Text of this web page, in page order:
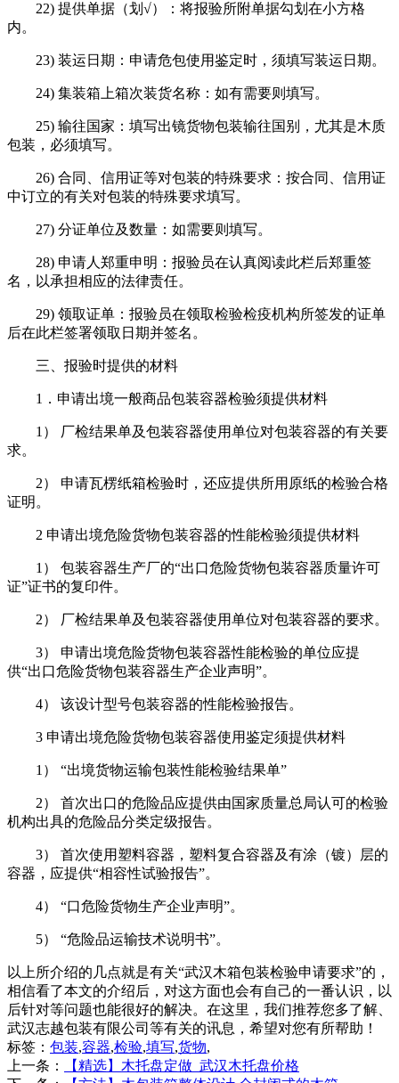
22) 提供单据（划√）：将报验所附单据勾划在小方格
内。
23) 装运日期：申请危包使用鉴定时，须填写装运日期。
24) 集装箱上箱次装货名称：如有需要则填写。
25) 输往国家：填写出镜货物包装输往国别，尤其是木质
包装，必须填写。
26) 合同、信用证等对包装的特殊要求：按合同、信用证
中订立的有关对包装的特殊要求填写。
27) 分证单位及数量：如需要则填写。
28) 申请人郑重申明：报验员在认真阅读此栏后郑重签
名，以承担相应的法律责任。
29) 领取证单：报验员在领取检验检疫机构所签发的证单
后在此栏签署领取日期并签名。
三、报验时提供的材料
1．申请出境一般商品包装容器检验须提供材料
1） 厂检结果单及包装容器使用单位对包装容器的有关要
求。
2） 申请瓦楞纸箱检验时，还应提供所用原纸的检验合格
证明。
2 申请出境危险货物包装容器的性能检验须提供材料
1） 包装容器生产厂的“出口危险货物包装容器质量许可
证”证书的复印件。
2） 厂检结果单及包装容器使用单位对包装容器的要求。
3） 申请出境危险货物包装容器性能检验的单位应提
供“出口危险货物包装容器生产企业声明”。
4） 该设计型号包装容器的性能检验报告。
3 申请出境危险货物包装容器使用鉴定须提供材料
1） “出境货物运输包装性能检验结果单”
2） 首次出口的危险品应提供由国家质量总局认可的检验
机构出具的危险品分类定级报告。
3） 首次使用塑料容器，塑料复合容器及有涂（镀）层的
容器，应提供“相容性试验报告”。
4） “口危险货物生产企业声明”。
5） “危险品运输技术说明书”。
以上所介绍的几点就是有关“武汉木箱包装检验申请要求”的，
相信看了本文的介绍后，对这方面也会有自己的一番认识，以
后针对等问题也能很好的解决。在这里，我们推荐您多了解、
武汉志越包装有限公司等有关的讯息，希望对您有所帮助！
标签： 包装,容器,检验,填写,货物,
上一条：
【精选】木托盘定做_武汉木托盘价格